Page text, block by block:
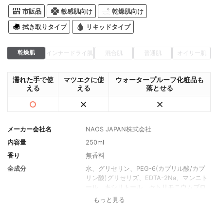
市販品 敏感肌向け 乾燥肌向け
拭き取りタイプ リキッドタイプ
乾燥肌 インナードライ肌 混合肌 普通肌 オイリー肌
濡れた手で使
える
マツエクに使
える
ウォータープルーフ化粧品も
落とせる
メーカー会社名
NAOS JAPAN株式会社
内容量
250ml
香り
無香料
全成分
水、グリセリン、PEG-6(カプリル酸/カプ
リン酸)グリセリズ、EDTA-2Na、マンニト
ール、キシリトール、セトリモニウムブロ
ミド、香料、ラムノース、ナイアシンアミ
もっと見る